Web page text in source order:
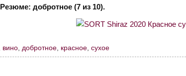
Резюме: добротное (7 из 10).
вино добротное красное ,сухое